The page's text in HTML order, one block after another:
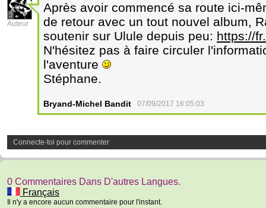
3
Auteur
Après avoir commencé sa route ici-
de retour avec un tout nouvel album,
soutenir sur Ulule depuis peu: https://
N'hésitez pas à faire circuler
l'aventure
Stéphane.
Bryand-Michel Bandit 07/09/2017 16:05:03
Connecte-toi pour commenter
0 Commentaires Dans D'autres Langues.
Français
Il n'y a encore aucun commentaire pour l'instant.